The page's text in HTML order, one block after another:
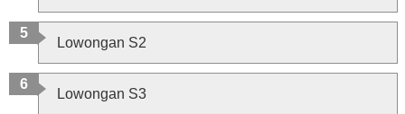
Lowongan S2
Lowongan S3